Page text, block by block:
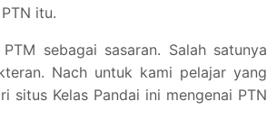
itu.
sebagai sasaran. Salah satunya
Nach untuk kami pelajar yang
Kelas Pandai ini mengenai PTN